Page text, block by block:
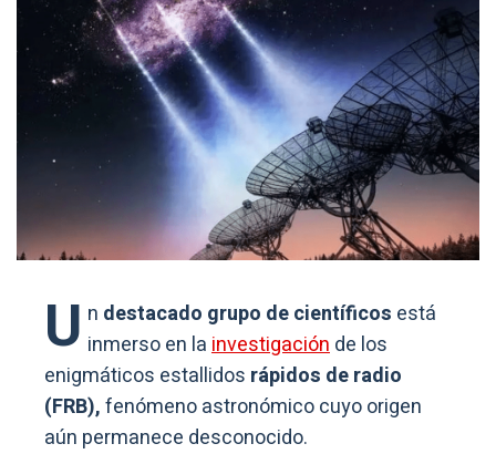
U n destacado grupo de científicos está
inmerso en lainvestigaciónde los
enigmáticos estallidos rápidos de radio
(FRB),fenómeno astronómico cuyo origen
aún permanece desconocido.